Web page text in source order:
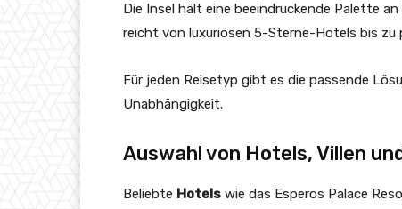
Die Insel hält eine beeindruckende Palette
reicht von luxuriösen 5-Sterne-Hotels bis zu
Für jeden Reisetyp gibt es die passende
Unabhängigkeit.
Auswahl von Hotels, Villen
Beliebte Hotels wie das Esperos Palace